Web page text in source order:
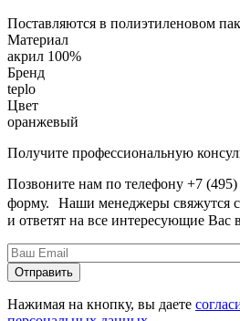
Поставляются в полиэтиленовом
Материал
акрил 100%
Бренд
teplo
Цвет
оранжевый
Получите профессиональную
Позвоните нам по телефону +7
форму. Наши менеджеры свяжутся
и ответят на все интересующие Вас
Нажимая на кнопку, вы даете